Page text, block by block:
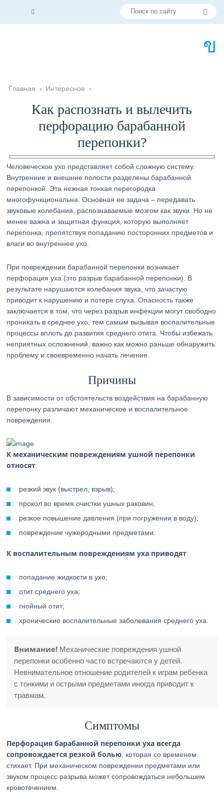
Главная › Интересное ›
Как распознать и вылечить
перфорацию барабанной
перепонки?
Человеческое ухо представляет собой сложную систему.
Внутренние и внешние полости разделены барабанной
перепонкой. Эта нежная тонкая перегородка
многофункциональна. Основная ее задача – передавать
звуковые колебания, распознаваемые мозгом как звуки. Но не
менее важна и защитная функция, которую выполняет
перепонка, препятствуя попаданию посторонних предметов и
влаги во внутреннее ухо.
При повреждении барабанной перепонки возникает
перфорация уха (это разрыв барабанной перепонки). В
результате нарушаются колебания звука, что зачастую
приводит к нарушению и потере слуха. Опасность также
заключается в том, что через разрыв инфекции могут свободно
проникать в среднее ухо, тем самым вызывая воспалительные
процессы вплоть до развития среднего отита. Чтобы избежать
неприятных осложнений, важно как можно раньше обнаружить
проблему и своевременно начать лечение.
Причины
В зависимости от обстоятельств воздействия на барабанную
перепонку различают механическое и воспалительное
повреждения.
К механическим повреждениям ушной перепонки
относят:
резкий звук (выстрел, взрыв);
прокол во время очистки ушных раковин;
резкое повышение давления (при погружении в воду);
повреждение чужеродными предметами.
К воспалительным повреждениям уха приводят:
попадание жидкости в ухо;
отит среднего уха;
гнойный отит;
хронические воспалительные заболевания среднего уха.
Внимание! Механические повреждения ушной
перепонки особенно часто встречаются у детей.
Невнимательное отношение родителей к играм ребенка
с тонкими и острыми предметами иногда приводит к
травмам.
Симптомы
Перфорация барабанной перепонки уха всегда
сопровождается резкой болью , которая со временем
стихает. При механическом повреждении предметами или
звуком процесс разрыва может сопровождаться небольшим
кровотечением.